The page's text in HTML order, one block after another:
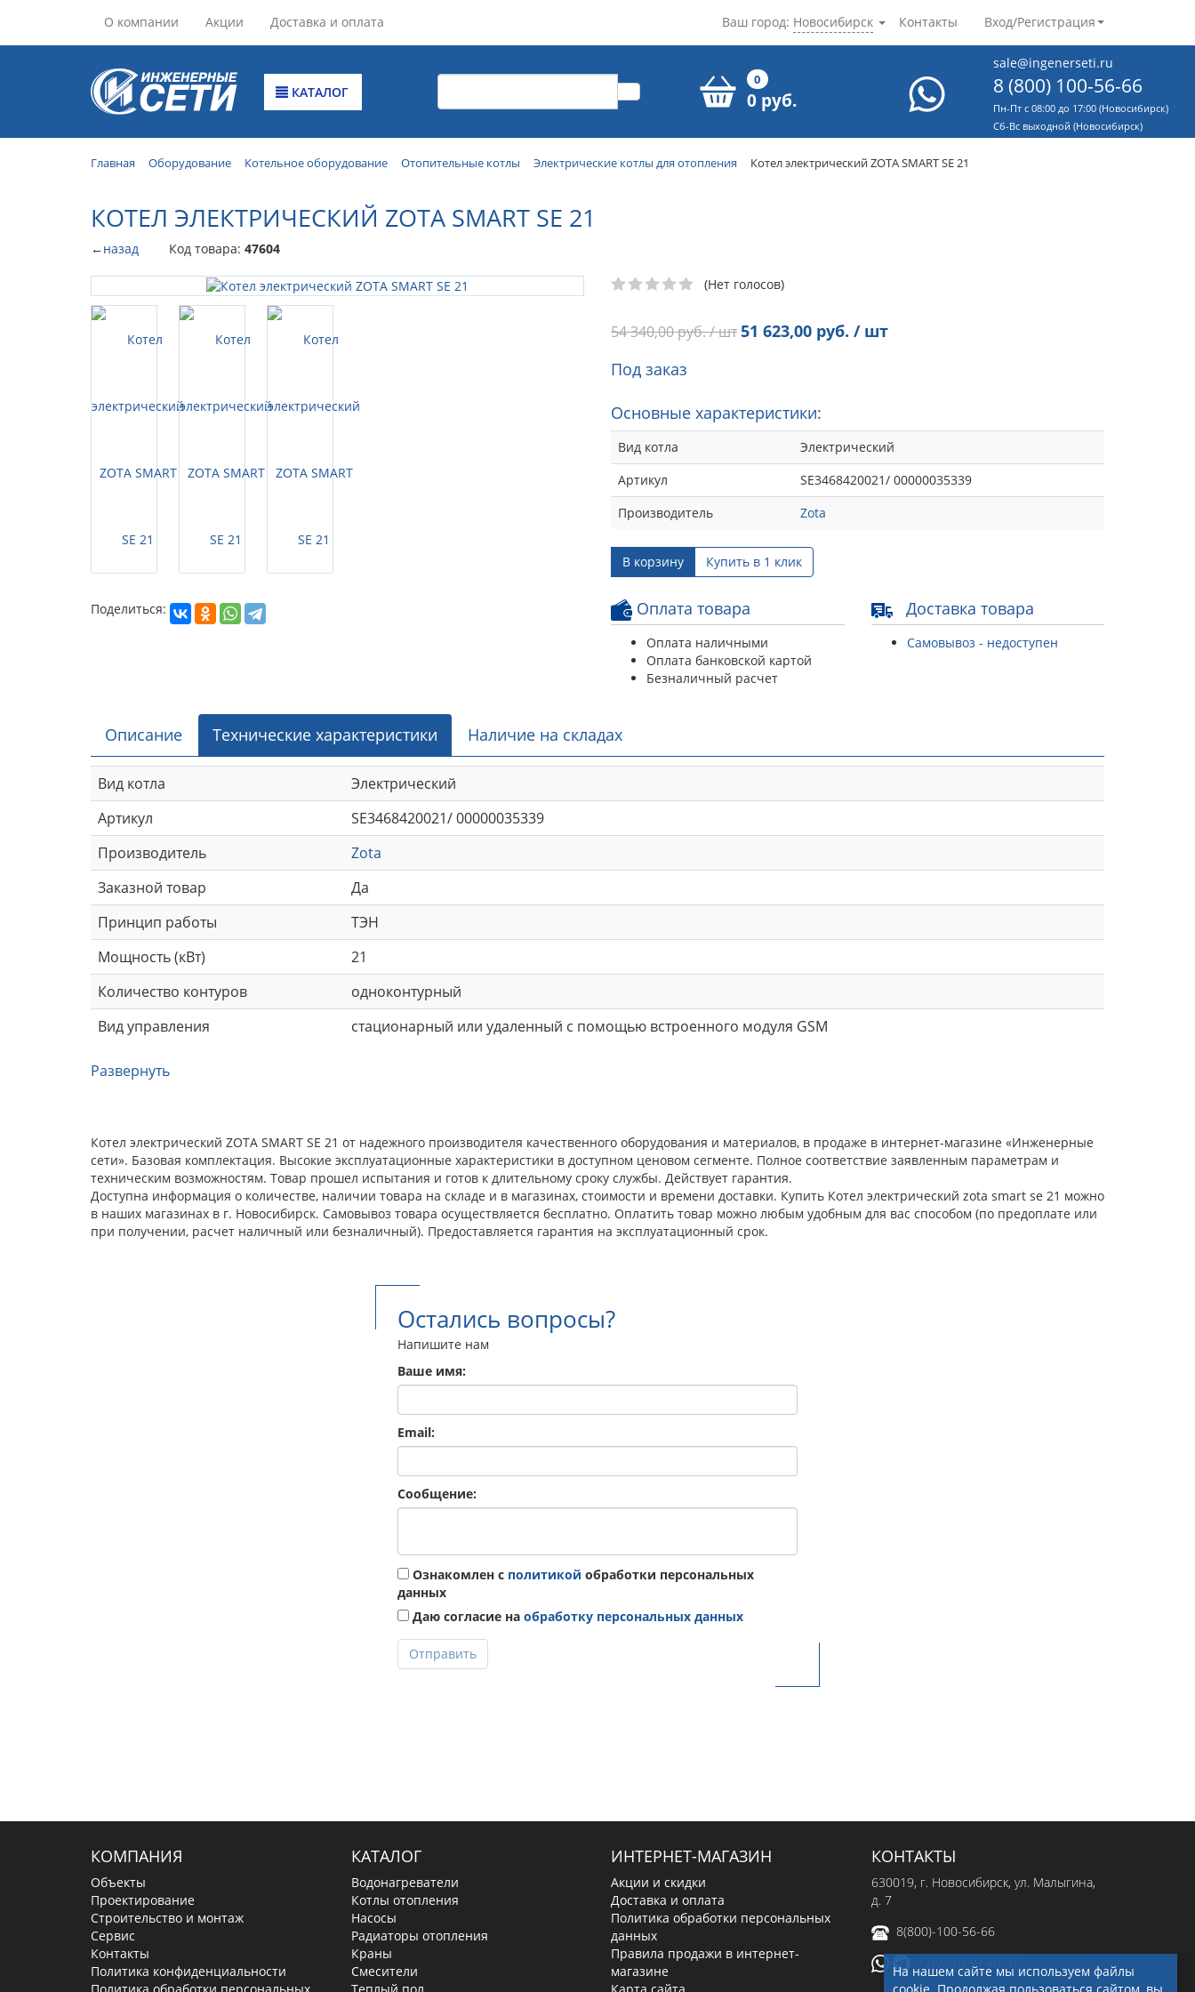
О компании Акции Доставка и оплата Контакты Вход/Регистрация
Ваш город: Новосибирск
КАТАЛОГ
0
0 руб.
sale@ingenerseti.ru
8 (800) 100-56-66
Пн-Пт с 08:00 до 17:00 (Новосибирск)
Cб-Вс выходной (Новосибирск)
Главная Оборудование Котельное оборудование Отопительные котлы Электрические котлы для отопления Котел электрический ZOTA SMART SE 21
КОТЕЛ ЭЛЕКТРИЧЕСКИЙ ZOTA SMART SE 21
←назад Код товара: 47604
Поделиться:
(Нет голосов)
54 340,00руб. / шт51 623,00 руб. / шт
Под заказ
Основные характеристики:
Вид котла
Электрический
Артикул
SE3468420021/ 00000035339
Производитель
Zota
В корзину Купить в 1 клик
Оплата товара
Оплата наличными
Оплата банковской картой
Безналичный расчет
Доставка товара
Самовывоз - недоступен
Описание Технические характеристики Наличие на складах
Вид котла
Электрический
Артикул
SE3468420021/ 00000035339
Производитель
Zota
Заказной товар
Да
Принцип работы
ТЭН
Мощность (кВт)
21
Количество контуров
одноконтурный
Вид управления
стационарный или удаленный с помощью встроенного модуля GSM
Развернуть
Котел электрический ZOTA SMART SE 21 от надежного производителя качественного оборудования и материалов, в продаже в интернет-магазине «Инженерные
сети». Базовая комплектация. Высокие эксплуатационные характеристики в доступном ценовом сегменте. Полное соответствие заявленным параметрам и
техническим возможностям. Товар прошел испытания и готов к длительному сроку службы. Действует гарантия.
Доступна информация о количестве, наличии товара на складе и в магазинах, стоимости и времени доставки. Купить Котел электрический zota smart se 21 можно
в наших магазинах в г. Новосибирск. Самовывоз товара осуществляется бесплатно. Оплатить товар можно любым удобным для вас способом (по предоплате или
при получении, расчет наличный или безналичный). Предоставляется гарантия на эксплуатационный срок.
Остались вопросы?
Напишите нам
Ваше имя:
Email:
Сообщение:
Ознакомлен с политикой обработки персональных
данных
Даю согласие на обработку персональных данных
Отправить
КОМПАНИЯ
Объекты
Проектирование
Строительство и монтаж
Сервис
Контакты
Политика конфиденциальности
КАТАЛОГ
Водонагреватели
Котлы отопления
Насосы
Радиаторы отопления
Краны
Смесители
ИНТЕРНЕТ-МАГАЗИН
Акции и скидки
Доставка и оплата
Политика обработки персональных
данных
Правила продажи в интернет-
магазине
КОНТАКТЫ
630019, г. Новосибирск, ул. Малыгина,
д. 7
8(800)-100-56-66
На нашем сайте мы используем файлы